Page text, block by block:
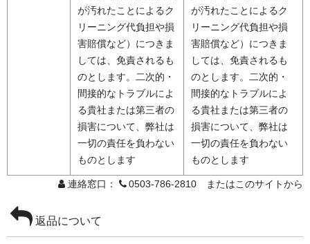
が汚れたことによるク
リーニング代負担や損
害賠償など）につきま
しては、免責されるも
のとします。二次的・
間接的なトラブルによ
る貴社または第三者の
損害について、弊社は
一切の責任を負わない
ものとします
が汚れたことによるク
リーニング代負担や損
害賠償など）につきま
しては、免責されるも
のとします。二次的・
間接的なトラブルによ
る貴社または第三者の
損害について、弊社は
一切の責任を負わない
ものとします
連絡窓口： 0503-786-2810 またはこのサイトから
返品について